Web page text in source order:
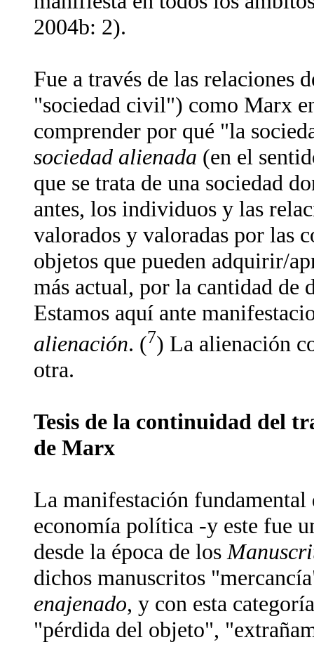
2004b: 2).
Fue a través de las relaciones
"sociedad civil") como Marx
comprender por qué "la
sociedad alienada (en el
que se trata de una sociedad
antes, los individuos y las
valorados y valoradas por las
objetos que pueden adquirir/
más actual, por la cantidad de
Estamos aquí ante
alienación. (7) La alienación
otra.
Tesis de la continuidad del
de Marx
La manifestación
economía política -y este fue
desde la época de los
dichos manuscritos
enajenado, y con esta
"pérdida del objeto",